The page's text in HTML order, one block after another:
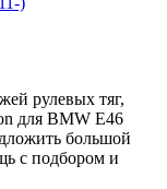
рулевых тяг,
для BMW E46
большой
с подбором и